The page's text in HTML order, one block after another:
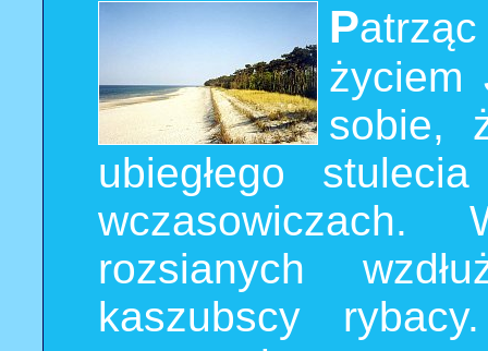
P
życiem
sobie,
ubiegłego
wczasowiczach.
rozsianych
kaszubscy